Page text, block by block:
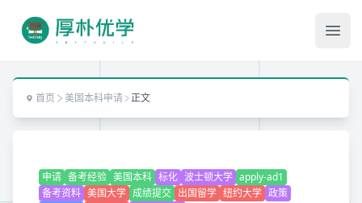
首页 美国本科申请 正文
申请 备考经验 美国本科 标化 波士顿大学 apply-ad1
备考资料 美国大学 成绩提交 出国留学 纽约大学 政策